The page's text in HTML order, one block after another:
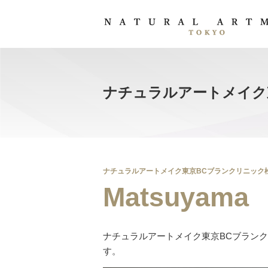
ナチュラルアートメイ
ナチュラルアートメイク東京BCブランクリニック
Matsuyama
ナチュラルアートメイク東京BCブラン
す。